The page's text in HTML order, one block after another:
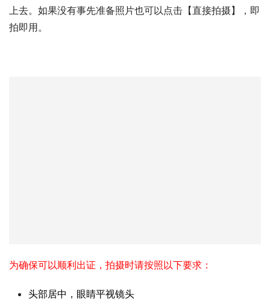
上去。如果没有事先准备照片也可以点击【直接拍摄】，即
拍即用。
为确保可以顺利出证，拍摄时请按照以下要求：
头部居中，眼睛平视镜头